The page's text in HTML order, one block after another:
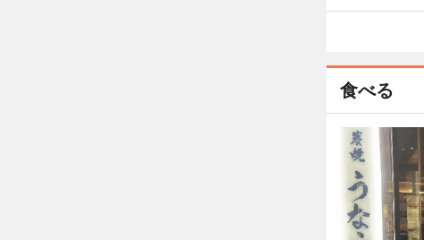
食べる